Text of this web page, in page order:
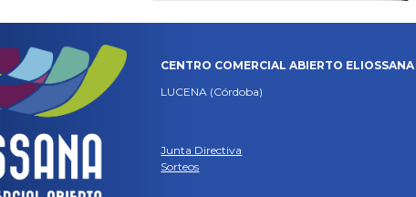
CENTRO COMERCIAL ABIERTO ELIOSSANA
LUCENA (Córdoba)
Junta Directiva
Sorteos